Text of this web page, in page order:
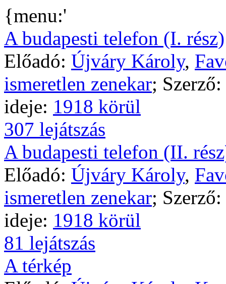
{menu:'
A budapesti telefon (I. rész)
Előadó: Újváry Károly,
ismeretlen zenekar; Szerző:
ideje: 1918 körül
307 lejátszás
A budapesti telefon (II.
Előadó: Újváry Károly,
ismeretlen zenekar; Szerző:
ideje: 1918 körül
81 lejátszás
A térkép